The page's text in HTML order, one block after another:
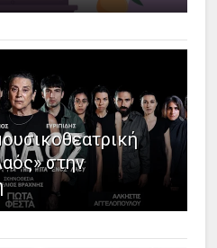
στην